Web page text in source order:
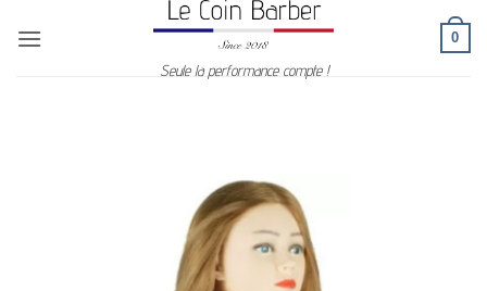
Seule la performance compte !
0